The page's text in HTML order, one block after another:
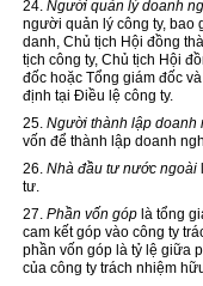
24.Người quản lý doanh
người quản lý công ty, bao
danh, Chủ tịch Hội đồng
tịch công ty, Chủ tịch Hội
đốc hoặc Tổng giám đốc
định tại Điều lệ công ty.
25.Người thành lập doanh
vốn để thành lập doanh
26.Nhà đầu tư nước ngoài
tư.
27.Phần vốn góp là tổng
cam kết góp vào công ty
phần vốn góp là tỷ lệ giữa
của công ty trách nhiệm